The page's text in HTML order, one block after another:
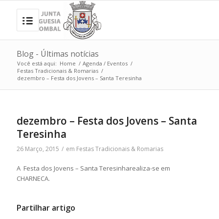
Blog - Últimas notícias
Você está aqui: Home / Agenda / Eventos /
Festas Tradicionais & Romarias /
dezembro – Festa dos Jovens – Santa Teresinha
dezembro – Festa dos Jovens – Santa
Teresinha
26 Março, 2015 / em Festas Tradicionais & Romarias
A Festa dos Jovens – Santa Teresinharealiza-se em
CHARNECA.
Partilhar artigo